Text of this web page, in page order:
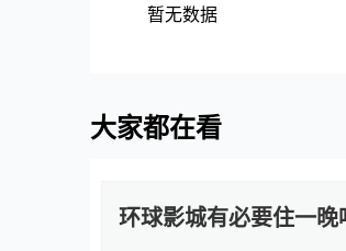
暂无数据
大家都在看
环球影城有必要住一晚